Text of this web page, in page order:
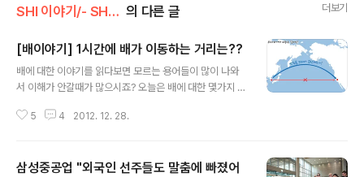
SHI 이야기/- SHI 인사이드 의 다른 글 더보기
[배이야기] 1시간에 배가 이동하는 거리는??
배에 대한 이야기를 읽다보면 모르는 용어들이 많이 나와
서 이해가 안갈때가 많으시죠? 오늘은 배에 대한 몇가지 상
지실 수 있을거예요~ 선수는 어디? 선미는 어디? 흔히 선
계신분들이 꽤 많답니다. 보통 조타실이 있는 상부구조를
5 4 2012. 12. 28.
삼성중공업 "외국인 선주들도 말춤에 빠졌어